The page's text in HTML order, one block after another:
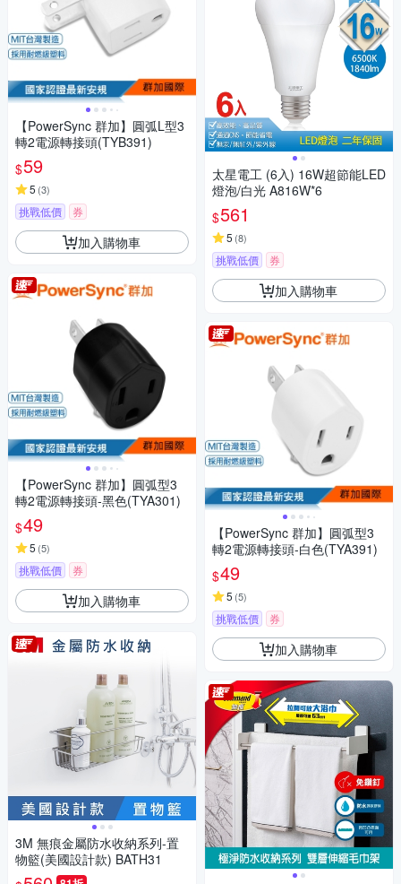
【PowerSync 群加】圓弧L型3
轉2電源轉接頭(TYB391)
$59
5 (3)
挑戰低價 券
加入購物車
【PowerSync 群加】圓弧型3
轉2電源轉接頭-黑色(TYA301)
$49
5 (5)
挑戰低價 券
加入購物車
3M 無痕金屬防水收納系列-置
物籃(美國設計款) BATH31
太星電工 (6入) 16W超節能LED
燈泡/白光 A816W*6
$561
5 (8)
挑戰低價 券
加入購物車
【PowerSync 群加】圓弧型3
轉2電源轉接頭-白色(TYA391)
$49
5 (5)
挑戰低價 券
加入購物車